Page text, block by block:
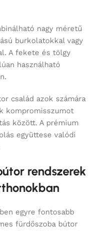
nagy méretű
burkolatokkal vagy
A fekete és tölgy
használható
család azok számára
kompromisszumot
között. A prémium
együttese valódi
rendszerek
egyre fontosabb
fürdőszoba bútor